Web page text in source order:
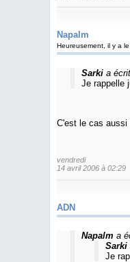
Napalm
Heureusement, il y a
Sarkia écrit
Je rappelle
C'est le cas aussi
vendredi
14 avril 2006 à 02:29
ADN
Napalm a
Sarki
Je